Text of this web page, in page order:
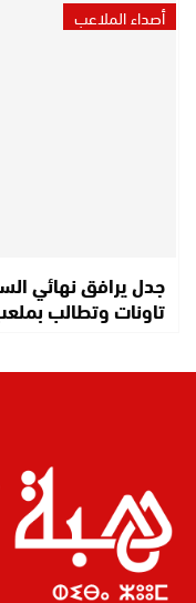
أصداء الملاعب
جدل يرافق نهائي
تاونات وتطالب